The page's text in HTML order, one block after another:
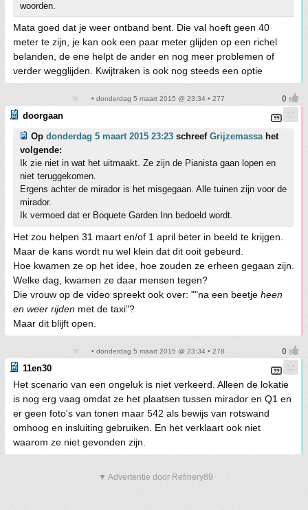
woorden.
Mata goed dat je weer ontband bent. Die val hoeft geen 40
meter te zijn, je kan ook een paar meter glijden op een richel
belanden, de ene helpt de ander en nog meer problemen of
verder wegglijden. Kwijtraken is ook nog steeds een optie
• donderdag 5 maart 2015 @ 23:34 • 277
doorgaan
Op donderdag 5 maart 2015 23:23 schreef Grijzemassahet
volgende:
Ik zie niet in wat het uitmaakt. Ze zijn de Pianista gaan lopen en
niet teruggekomen.
Ergens achter de mirador is het misgegaan. Alle tuinen zijn voor de
mirador.
Ik vermoed dat er Boquete Garden Inn bedoeld wordt.
Het zou helpen 31 maart en/of 1 april beter in beeld te krijgen.
Maar de kans wordt nu wel klein dat dit ooit gebeurd.
Hoe kwamen ze op het idee, hoe zouden ze erheen gegaan zijn.
Welke dag, kwamen ze daar mensen tegen?
Die vrouw op de video spreekt ook over: ""na een beetje heen
en weer rijden met de taxi"?
Maar dit blijft open.
• donderdag 5 maart 2015 @ 23:34 • 278
11en30
Het scenario van een ongeluk is niet verkeerd. Alleen de lokatie
is nog erg vaag omdat ze het plaatsen tussen mirador en Q1 en
er geen foto's van tonen maar 542 als bewijs van rotswand
omhoog en insluiting gebruiken. En het verklaart ook niet
waarom ze niet gevonden zijn.
▼ Advertentie door Refinery89